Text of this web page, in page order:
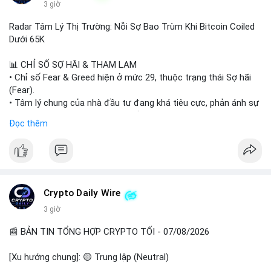
#binancesquare #cryptonews #wintermute #brokerdealer
#tokenizedsecurities
$btc $eth
#vlikevn
3 giờ
Radar Tâm Lý Thị Trường: Nỗi Sợ Bao Trùm Khi Bitcoin Coiled
Dưới 65K
📊 CHỈ SỐ SỢ HÃI & THAM LAM
• Chỉ số Fear & Greed hiện ở mức 29, thuộc trạng thái Sợ hãi
(Fear).
• Tâm lý chung của nhà đầu tư đang khá tiêu cực, phản ánh sự
• CoinGecko Trending: Plume (PLUME), Cash Cat (CASHCAT),
• LunarCrush Trending: Ethereum, Solana, Dogecoin, Polkadot,
Chainlink.
• Google Trends Việt Nam: Các chủ đề về bóng đá (Man Utd,
Viettel) và các từ khóa đời sống khác đang chiếm ưu thế.
💬 DÒNG CHẢY TIN TỨC & TRUYỀN THÔNG
Đọc thêm
Crypto Daily Wire
3 giờ
📰 BẢN TIN TỔNG HỢP CRYPTO TỐI - 07/08/2026
[Xu hướng chung]: 🟡 Trung lập (Neutral)